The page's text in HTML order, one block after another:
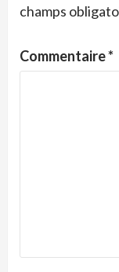
champs
Commentaire*